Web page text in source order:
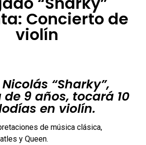
Concierto de
violín
“Sharky”,
9 años, tocará 10
en violín.
de música clásica,
y Queen.